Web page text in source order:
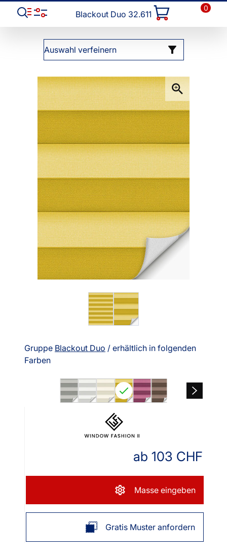
Blackout Duo 32.611
0
Auswahl verfeinern
Gruppe Blackout Duo / erhältlich in folgenden
Farben
ab 103 CHF
Masse eingeben
Gratis Muster anfordern